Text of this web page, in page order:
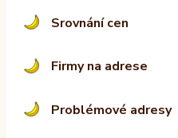
Srovnání cen
Firmy na adrese
Problémové adresy